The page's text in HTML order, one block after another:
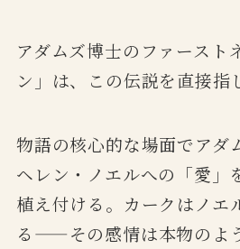
アダムズ博士のファースト
ン」は、この伝説を直接指
物語の核心的な場面でアダ
ヘレン・ノエルへの「愛」
植え付ける。カークはノエ
る——その感情は本物のよ